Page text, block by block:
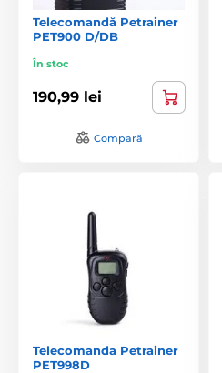
Telecomandă Petrainer
PET900 D/DB
În stoc
190,99 lei
Compară
Telecomanda Petrainer
PET998D